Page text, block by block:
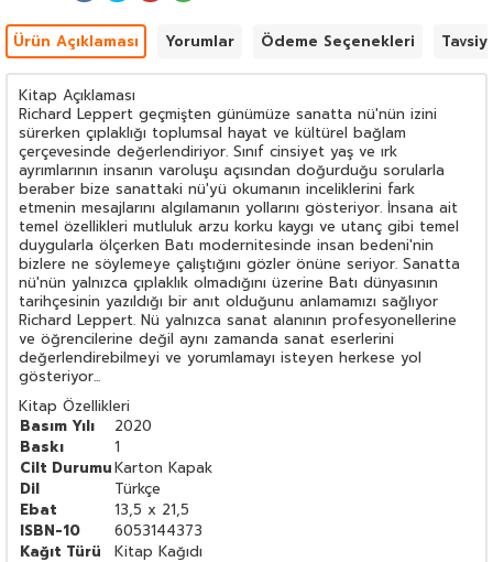
Ürün Açıklaması Yorumlar Ödeme Seçenekleri
Kitap Açıklaması
Richard Leppert geçmişten günümüze sanatta nü'nün izini
sürerken çıplaklığı toplumsal hayat ve kültürel bağlam
çerçevesinde değerlendiriyor. Sınıf cinsiyet yaş ve ırk
ayrımlarının insanın varoluşu açısından doğurduğu sorularla
beraber bize sanattaki nü'yü okumanın inceliklerini fark
etmenin mesajlarını algılamanın yollarını gösteriyor. İnsana ait
temel özellikleri mutluluk arzu korku kaygı ve utanç gibi temel
duygularla ölçerken Batı modernitesinde insan bedeni'nin
bizlere ne söylemeye çalıştığını gözler önüne seriyor. Sanatta
nü'nün yalnızca çıplaklık olmadığını üzerine Batı dünyasının
tarihçesinin yazıldığı bir anıt olduğunu anlamamızı sağlıyor
Richard Leppert. Nü yalnızca sanat alanının profesyonellerine
ve öğrencilerine değil aynı zamanda sanat eserlerini
değerlendirebilmeyi ve yorumlamayı isteyen herkese yol
gösteriyor...
Kitap Özellikleri
Basım Yılı
2020
Baskı
1
Cilt DurumuKarton Kapak
Dil
Türkçe
Ebat
13,5 x 21,5
ISBN-10
6053144373
Kağıt Türü
Kitap Kağıdı